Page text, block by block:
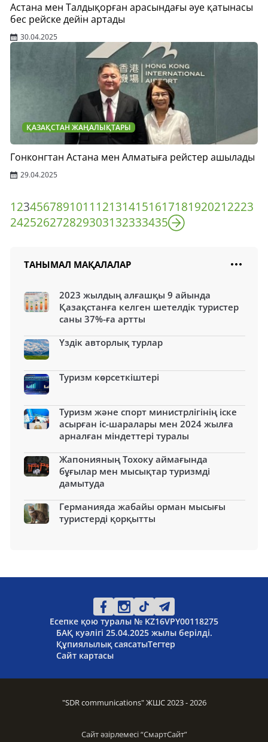
Астана мен Талдықорған арасындағы әуе қатынасы
бес рейске дейін артады
30.04.2025
ҚАЗАҚСТАН ЖАҢАЛЫҚТАРЫ
Гонконгтан Астана мен Алматыға рейстер ашылады
29.04.2025
1234567891011 121314151617181920212223
242526272829303132333435
ТАНЫМАЛ МАҚАЛАЛАР
2023 жылдың алғашқы 9 айында
Қазақстанға келген шетелдік туристер
саны 37%-ға артты
Үздік авторлық турлар
Туризм көрсеткіштері
Туризм және спорт министрлігінің іске
асырған іс-шаралары мен 2024 жылға
арналған міндеттері туралы
Жапонияның Тохоку аймағында
бұғылар мен мысықтар туризмді
дамытуда
Германияда жабайы орман мысығы
туристерді қорқытты
Есепке қою туралы № KZ16VPY00118275
БАҚ куәлігі 25.04.2025 жылы берілді.
Құпиялылық саясатыТегтер
Сайт картасы
"SDR communications" ЖШС 2023 - 2026
Сайт әзірлемесі “СмартСайт”